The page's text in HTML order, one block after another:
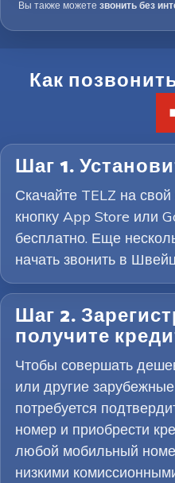
Вы также можете звонить без
Как
Шаг 1.
Скачайте TELZ на
кнопку App Store или
бесплатно. Еще
начать звонить в
Шаг 2.
получите
Чтобы совершать
или другие
потребуется
номер и приобрести
любой мобильный
низкими